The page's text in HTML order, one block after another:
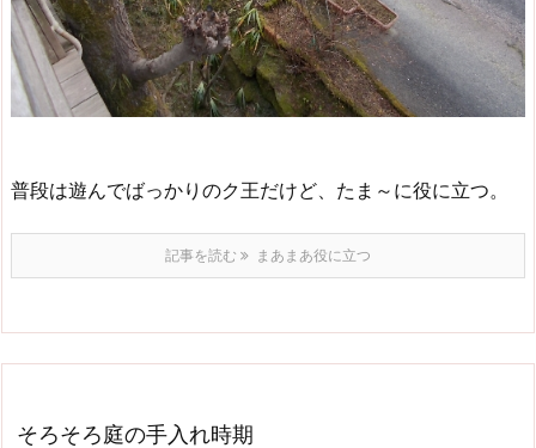
普段は遊んでばっかりのク王だけど、たま～に役に立つ。
記事を読む まあまあ役に立つ
そろそろ庭の手入れ時期